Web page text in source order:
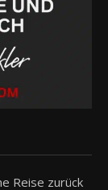
Reise zurück